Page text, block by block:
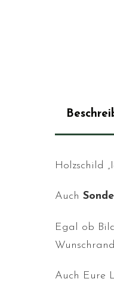
Holzschild
Auch
Egal ob
Auch Eure